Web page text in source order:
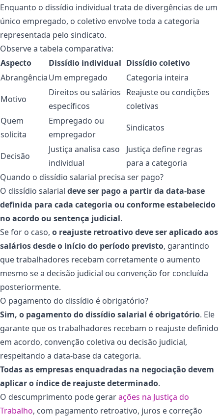
Enquanto o dissídio individual trata de divergências de um
único empregado, o coletivo envolve toda a categoria
representada pelo sindicato.
Observe a tabela comparativa:
Aspecto
Dissídio individual Dissídio coletivo
AbrangênciaUm empregado
Categoria inteira
Motivo
Direitos ou salários
específicos
Reajuste ou condições
coletivas
Quem
solicita
Empregado ou
empregador
Sindicatos
Decisão
Justiça analisa caso
individual
Justiça define regras
para a categoria
Quando o dissídio salarial precisa ser pago?
O dissídio salarial deve ser pago a partir da data-base
definida para cada categoria ou conforme estabelecido
no acordo ou sentença judicial.
Se for o caso, o reajuste retroativo deve ser aplicado aos
salários desde o início do período previsto, garantindo
que trabalhadores recebam corretamente o aumento
mesmo se a decisão judicial ou convenção for concluída
posteriormente.
O pagamento do dissídio é obrigatório?
Sim, o pagamento do dissídio salarial é obrigatório. Ele
garante que os trabalhadores recebam o reajuste definido
em acordo, convenção coletiva ou decisão judicial,
respeitando a data-base da categoria.
Todas as empresas enquadradas na negociação devem
aplicar o índice de reajuste determinado.
O descumprimento pode gerarações na Justiça do
Trabalho, com pagamento retroativo, juros e correção